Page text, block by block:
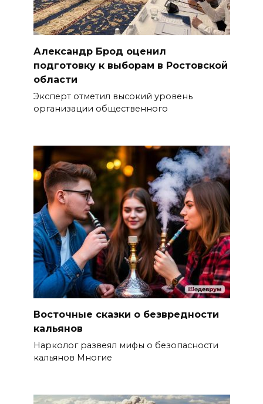
Александр Брод оценил
подготовку к выборам в Ростовской
области
Эксперт отметил высокий уровень
организации общественного
Восточные сказки о безвредности
кальянов
Нарколог развеял мифы о безопасности
кальянов Многие